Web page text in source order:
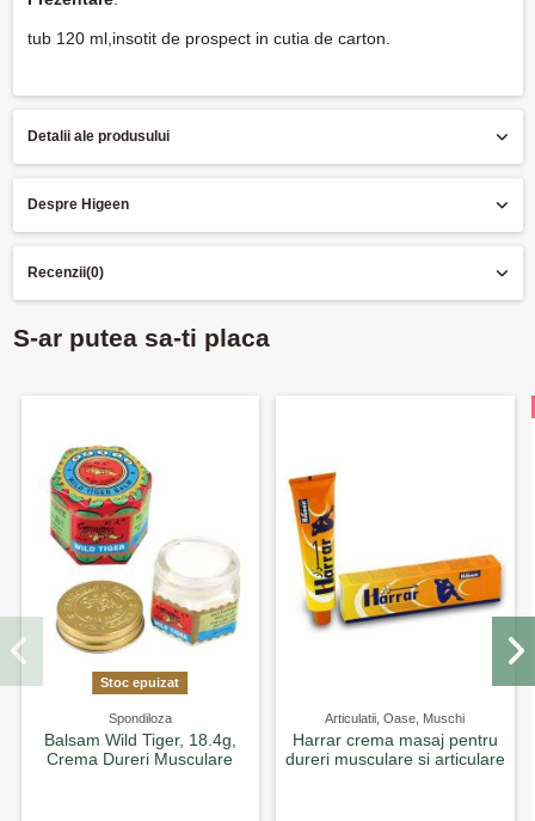
tub 120 ml,insotit de prospect in cutia de carton.
Detalii ale produsului
Despre Higeen
Recenzii(0)
S-ar putea sa-ti placa
Stoc epuizat
Spondiloza
Balsam Wild Tiger, 18.4g,
Crema Dureri Musculare
Articulatii, Oase, Muschi
Harrar crema masaj pentru
dureri musculare si articulare